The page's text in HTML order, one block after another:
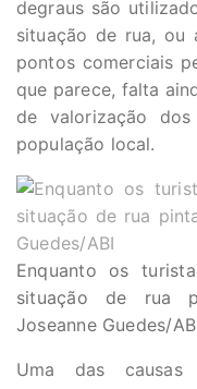
degraus são
situação de rua, ou
pontos comerciais
que parece, falta
de valorização
população local.
Enquanto os
situação de rua
Joseanne Guedes/
Uma das causas